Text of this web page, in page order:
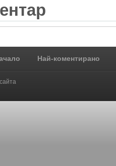
Най-коментирано